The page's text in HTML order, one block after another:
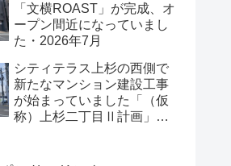
「文横ROAST」が完成、オ
ープン間近になっていまし
た・2026年7月
シティテラス上杉の西側で
新たなマンション建設工事
が始まっていました「（仮
称）上杉二丁目Ⅱ計画」・